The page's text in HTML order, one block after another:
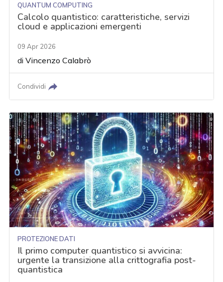
QUANTUM COMPUTING
Calcolo quantistico: caratteristiche, servizi
cloud e applicazioni emergenti
09 Apr 2026
diVincenzo Calabrò
Condividi
PROTEZIONE DATI
Il primo computer quantistico si avvicina:
urgente la transizione alla crittografia post-
quantistica